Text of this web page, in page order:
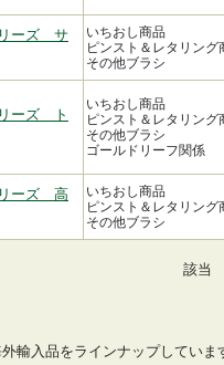
リーズ サ
いちおし商品
ピンスト＆レタリング
その他ブラシ
ーズ ト
いちおし商品
ピンスト＆レタリング
その他ブラシ
ゴールドリーフ関係
リーズ 高
いちおし商品
ピンスト＆レタリング
その他ブラシ
該
輸入品をラインナップしていま